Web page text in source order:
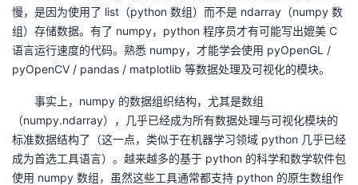
播
活
动
的
关
注
我
的
发
者
我
Programs
的
支
慢，是因为使用了 list（python 数组）而不是 ndarray（numpy 数
组）存储数据。有了 numpy，python 程序员才有可能写出媲美 C
语言运行速度的代码。熟悉 numpy，才能学会使用 pyOpenGL /
pyOpenCV / pandas / matplotlib 等数据处理及可视化的模块。
事实上，numpy 的数据组织结构，尤其是数组
（numpy.ndarray），几乎已经成为所有数据处理与可视化模块的
标准数据结构了（这一点，类似于在机器学习领域 python 几乎已经
成为首选工具语言）。越来越多的基于 python 的科学和数学软件包
使用 numpy 数组，虽然这些工具通常都支持 python 的原生数组作